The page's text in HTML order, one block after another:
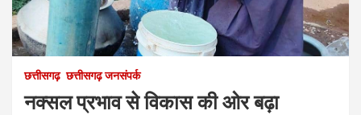
छत्तीसगढ़ छत्तीसगढ़ जनसंपर्क
नक्सल प्रभाव से विकास की ओर बढ़ा